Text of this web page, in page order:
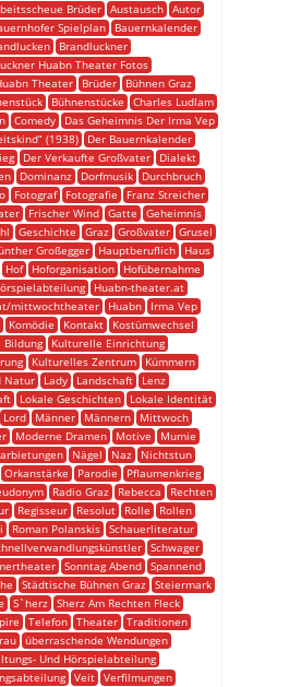
Brüder Austausch
Autor
Spielplan
Bauernkalender
Brandluckner
Huabn Theater Fotos
Theater
Brüder
Bühnen Graz
Bühnenstücke
Charles Ludlam
Comedy
Das Geheimnis Der Irma Vep
(1938)
Der Bauernkalender
Der Verkaufte Großvater
Dialekt
Dominanz Dorfmusik
Durchbruch
Fotograf Fotografie
Franz Streicher
Frischer Wind Gatte
Geheimnis
Geschichte Graz Großvater Grusel
Großegger Hauptberuflich
Haus
Hof Hoforganisation
Hofübernahme
Huabn-theater.at
mittwochtheater
Huabn
Irma Vep
Komödie Kontakt
Kostümwechsel
Bildung
Kulturelle Einrichtung
Kulturelles Zentrum
Kümmern
Natur
Lady Landschaft
Lenz
Lokale Geschichten
Lokale Identität
Lord Männer Männern
Mittwoch
Moderne Dramen Motive
Mumie
Nägel Naz
Nichtstun
Orkanstärke Parodie
Pflaumenkrieg
Radio Graz Rebecca
Rechten
Regisseur Resolut Rolle
Rollen
Roman Polanskis
Schauerliteratur
Schwager
Sonntag Abend Spannend
Städtische Bühnen Graz Steiermark
S`herz
Sherz Am Rechten Fleck
Telefon Theater Traditionen
überraschende Wendungen
Und Hörspielabteilung
Veit
Verfilmungen